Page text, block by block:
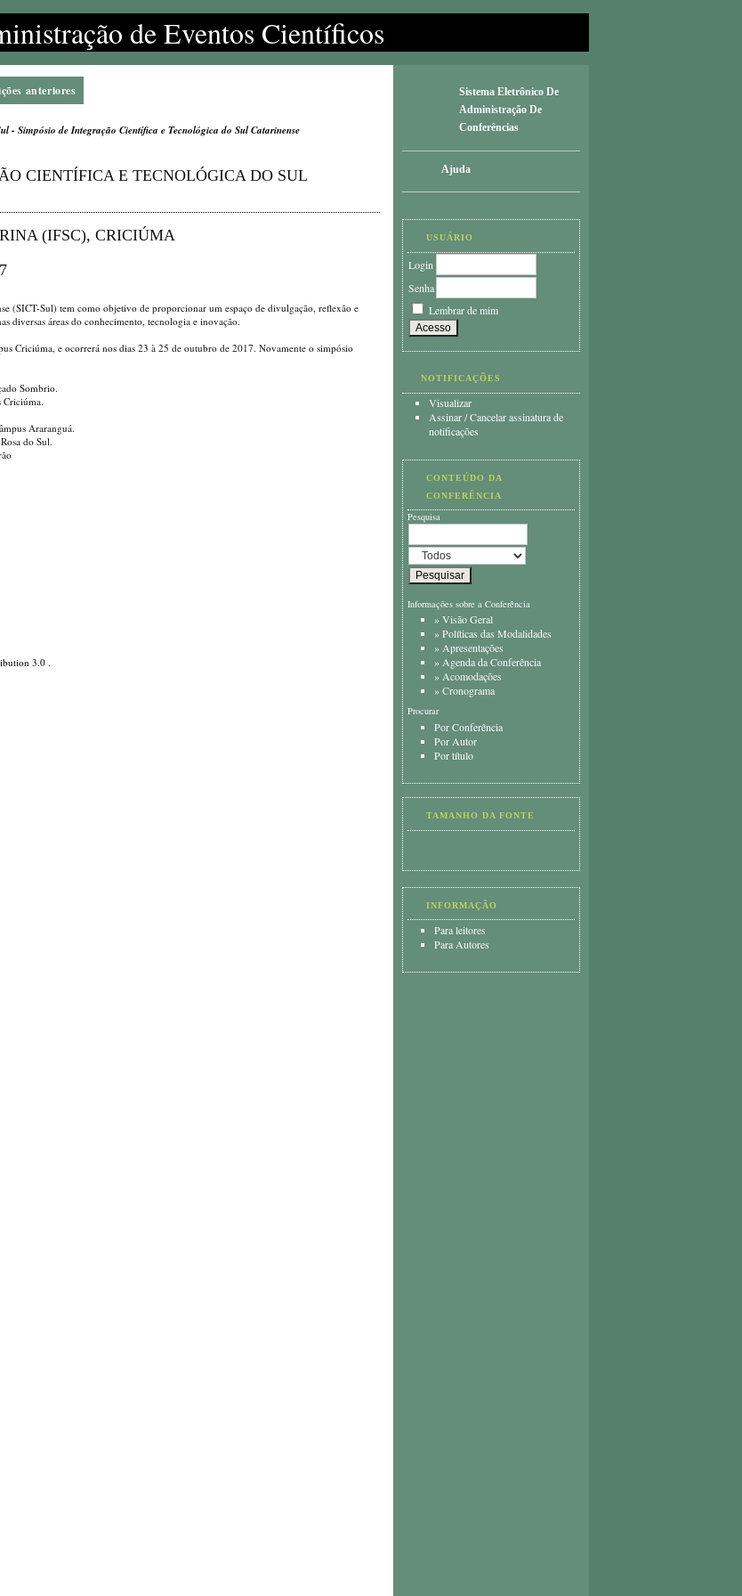
de Eventos Científicos
Sistema Eletrônico De
Administração De
Conferências
Ajuda
USUÁRIO
Login
Senha
Lembrar de mim
NOTIFICAÇÕES
Visualizar
Assinar/Cancelar assinatura de
notificações
CONTEÚDO DA
CONFERÊNCIA
Pesquisa
Informações sobre a Conferência
»Visão Geral
»Políticas das Modalidades
»Apresentações
»Agenda da Conferência
»Acomodações
»Cronograma
Procurar
Por Conferência
Por Autor
Por título
TAMANHO DA FONTE
INFORMAÇÃO
Para leitores
Para Autores
anteriores
- Simpósio de Integração Científica e Tecnológica do Sul Catarinense
CIENTÍFICA E TECNOLÓGICA DO SUL
(IFSC), CRICIÚMA
(SICT-Sul) tem como objetivo de proporcionar um espaço de divulgação, reflexão e
diversas áreas do conhecimento, tecnologia e inovação.
Criciúma, e ocorrerá nos dias 23 à 25 de outubro de 2017. Novamente o simpósio
Sombrio.
Criciúma.
Araranguá.
do Sul.
3.0.